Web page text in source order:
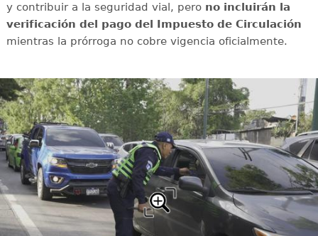
y contribuir a la seguridad vial, pero no incluirán la
verificación del pago del Impuesto de Circulación
mientras la prórroga no cobre vigencia oficialmente.